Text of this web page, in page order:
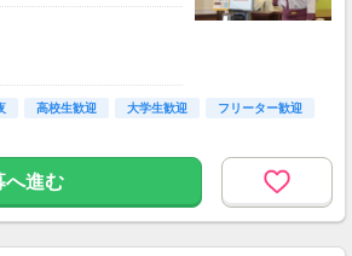
、早朝手当(5:00〜8:00
高校生歓迎 大学生歓迎
フリーター歓迎
へ進む